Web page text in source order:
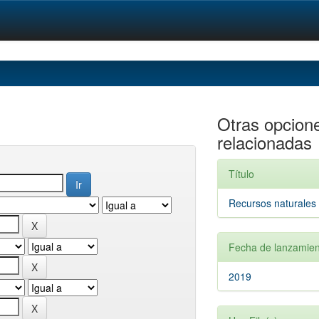
Otras
relacionadas
Título
Recursos naturales
Fecha de
2019